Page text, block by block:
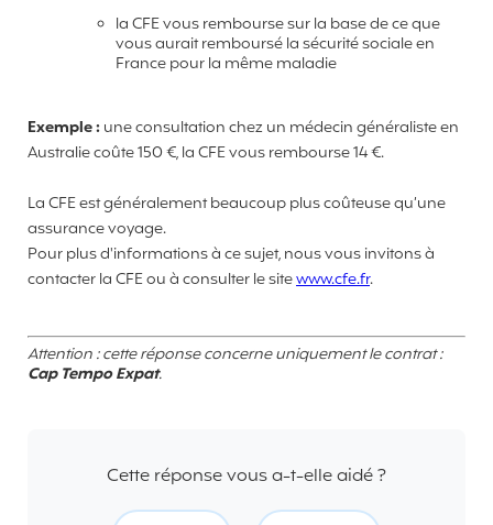
la CFE vous rembourse sur la base de ce que
vous aurait remboursé la sécurité sociale en
France pour la même maladie
Exemple :une consultation chez un médecin généraliste en
Australie coûte 150 €, la CFE vous rembourse 14 €.
La CFE est généralement beaucoup plus coûteuse qu’une
assurance voyage.
Pour plus d'informations à ce sujet, nous vous invitons à
contacter la CFE ou à consulter le sitewww.cfe.fr.
Attention : cette réponse concerne uniquement le contrat :
Cap Tempo Expat.
Cette réponse vous a-t-elle aidé ?